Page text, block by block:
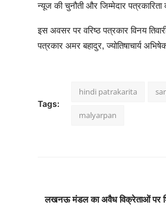
न्यूज की चुनौती और जिम्मेदार
इस अवसर पर वरिष्ठ पत्रकार विनय
पत्रकार अमर बहादुर, ज्योतिषाचार्य
Tags:
hindi patrakarita
malyarpan
लखनऊ मंडल का अवैध विक्रेताओं पर